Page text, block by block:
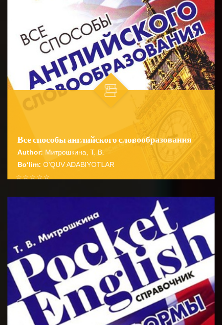
Все способы английского словообразования
Author: Митрошкина, Т. В.
Bo‘lim: O'QUV ADABIYOTLAR
☆
☆
☆
☆
☆
Справочник содержит подробные сведения о
способах словообразования английских имен
существительных прилагательных глаго...